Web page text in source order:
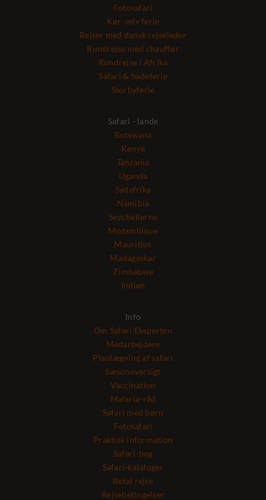
Fotosafari
Kør-selv ferie
Rejser med dansk rejseleder
Rundrejse med chauffør
Rundrejse i Afrika
Safari & badeferie
Storbyferie
Safari - lande
Botswana
Kenya
Tanzania
Uganda
Sydafrika
Namibia
Seychellerne
Mozambique
Mauritius
Madagaskar
Zimbabwe
Indien
Info
Om Safari Eksperten
Medarbejdere
Planlægning af safari
Sæsonoversigt
Vaccination
Malaria-råd
Safari med børn
Fotosafari
Praktisk information
Safari-bog
Safari-kataloger
Betal rejse
Rejsebetingelser